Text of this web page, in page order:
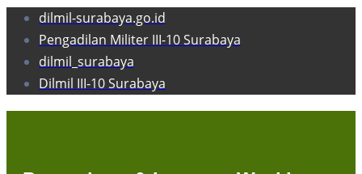
dilmil-surabaya.go.id
Pengadilan Militer III-10 Surabaya
dilmil_surabaya
Dilmil III-10 Surabaya